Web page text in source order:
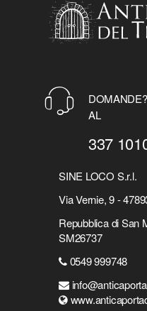
AL
337
SINE LOCO S.r.l.
Via Vernie, 9 -
Repubblica di San
SM26737
0549 999748